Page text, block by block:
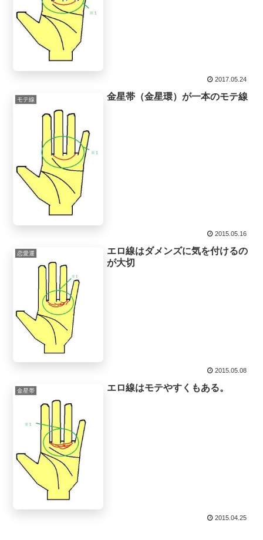
2017.05.24
モテ線 金星帯（金星環）が一本のモテ線
2015.05.16
恋愛運
エロ線はダメンズに気を付けるの
が大切
2015.05.08
金星帯 エロ線はモテやすくもある。
2015.04.25